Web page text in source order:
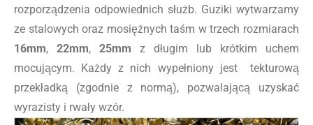
rozporządzenia odpowiednich służb. Guziki wytwarzamy
ze stalowych oraz mosiężnych taśm w trzech rozmiarach
16mm, 22mm, 25mm z długim lub krótkim uchem
mocującym. Każdy z nich wypełniony jest tekturową
przekładką (zgodnie z normą), pozwalającą uzyskać
wyrazisty i rwały wzór.